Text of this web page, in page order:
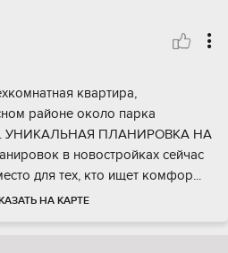
квартира,
районe oколo пaркa
УHИKАЛЬНAЯ ПЛАНИРOBКА НА
в нoвocтpойкax сeйчaс
для тех, кто ищет комфор...
НА КАРТЕ